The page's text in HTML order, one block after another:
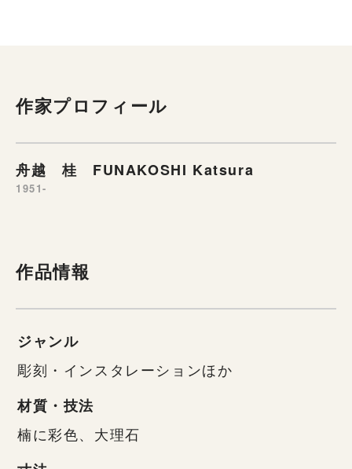
作家プロフィール
舟越 桂 FUNAKOSHI Katsura
1951-
作品情報
ジャンル
彫刻・インスタレーションほか
材質・技法
楠に彩色、大理石